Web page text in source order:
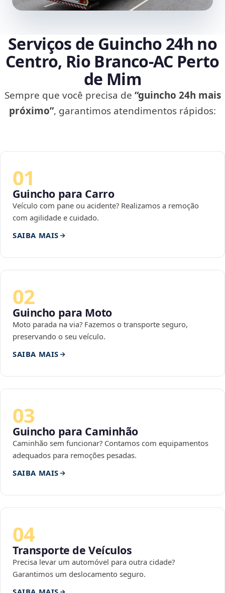
Serviços de Guincho 24h no
Centro, Rio Branco‑AC Perto
de Mim
Sempre que você precisa de “guincho 24h mais
próximo”, garantimos atendimentos rápidos:
01
Guincho para Carro
Veículo com pane ou acidente? Realizamos a remoção
com agilidade e cuidado.
SAIBA MAIS
02
Guincho para Moto
Moto parada na via? Fazemos o transporte seguro,
preservando o seu veículo.
SAIBA MAIS
03
Guincho para Caminhão
Caminhão sem funcionar? Contamos com equipamentos
adequados para remoções pesadas.
SAIBA MAIS
04
Transporte de Veículos
Precisa levar um automóvel para outra cidade?
Garantimos um deslocamento seguro.